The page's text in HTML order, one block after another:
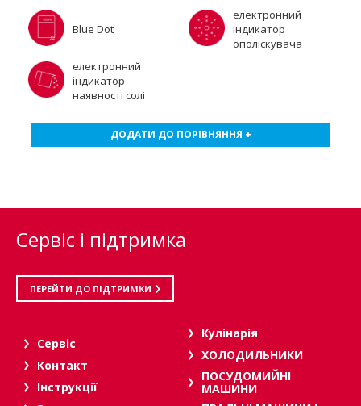
Blue Dot
електронний
індикатор
ополіскувача
електронний
індикатор
наявності солі
ДОДАТИ ДО ПОРІВНЯННЯ +
Сервіс і підтримка
ПЕРЕЙТИ ДО ПІДТРИМКИ
Сервіс
Контакт
Інструкції
Кулінарія
ХОЛОДИЛЬНИКИ
ПОСУДОМИЙНІ
МАШИНИ